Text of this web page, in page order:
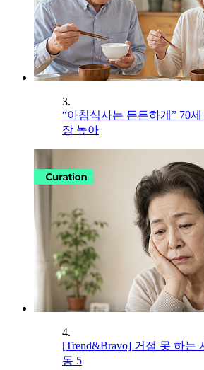
3.
“아침식사는 든든하게” 70
장 높아
4.
[Trend&Bravo] 거절 못 하는
동 5